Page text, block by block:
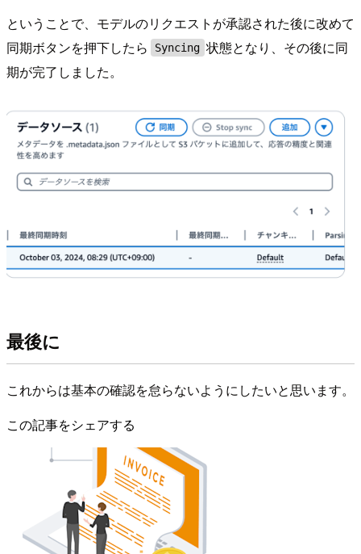
ということで、モデルのリクエストが承認された後に改めて
同期ボタンを押下したら
Syncing 状態となり、その後に同
期が完了しました。
最後に
これからは基本の確認を怠らないようにしたいと思います。
この記事をシェアする